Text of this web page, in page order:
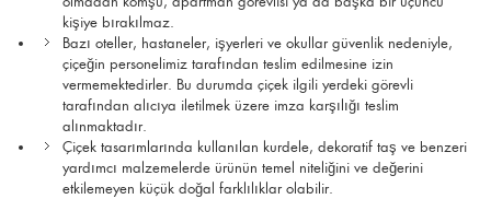
kişiye bırakılmaz.
Bazı oteller, hastaneler, işyerleri ve okullar güvenlik nedeniyle,
çiçeğin personelimiz tarafından teslim edilmesine izin
vermemektedirler. Bu durumda çiçek ilgili yerdeki görevli
tarafından alıcıya iletilmek üzere imza karşılığı teslim
alınmaktadır.
Çiçek tasarımlarında kullanılan kurdele, dekoratif taş ve benzeri
yardımcı malzemelerde ürünün temel niteliğini ve değerini
etkilemeyen küçük doğal farklılıklar olabilir.